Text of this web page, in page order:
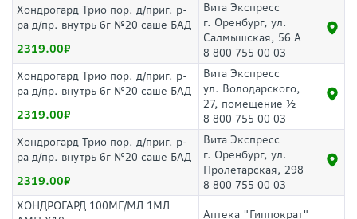
Хондрогард Трио пор. д/приг. р-
ра д/пр. внутрь 6г №20 саше БАД
2319.00
Вита Экспресс
г. Оренбург, ул.
Салмышская, 56 А
8 800 755 00 03
Хондрогард Трио пор. д/приг. р-
ра д/пр. внутрь 6г №20 саше БАД
2319.00
Вита Экспресс
ул. Володарского,
27, помещение ½
8 800 755 00 03
Хондрогард Трио пор. д/приг. р-
ра д/пр. внутрь 6г №20 саше БАД
2319.00
Вита Экспресс
г. Оренбург, ул.
Пролетарская, 298
8 800 755 00 03
ХОНДРОГАРД 100МГ/МЛ 1МЛ
Аптека "Гиппократ"